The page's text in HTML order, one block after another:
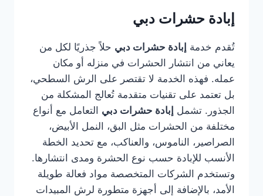
إبادة حشرات دبي
تُقدم خدمة إبادة حشرات دبي حلاً جذريًا لكل من
يعاني من انتشار الحشرات في منزله أو مكان
عمله. فهذه الخدمة لا تقتصر على الرش السطحي،
بل تعتمد على تقنيات متقدمة تُعالج المشكلة من
الجذور. تشمل إبادة حشرات دبي التعامل مع أنواع
مختلفة من الحشرات مثل البق، النمل الأبيض،
الصراصير، الناموس، والعناكب، مع تحديد الخطة
الأنسب للإبادة حسب نوع الحشرة ومدى انتشارها.
وتستخدم الشركات المتخصصة مواد فعالة طويلة
الأمد، بالإضافة إلى أجهزة متطورة لرش المبيدات